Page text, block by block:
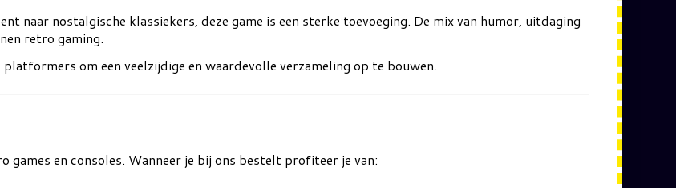
naar nostalgische klassiekers, deze game is een sterke toevoeging. De mix van humor, uitdaging
retro gaming.
om een veelzijdige en waardevolle verzameling op te bouwen.
games en consoles. Wanneer je bij ons bestelt profiteer je van: